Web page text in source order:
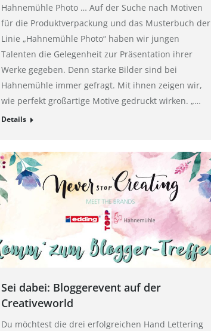
Hahnemühle Photo … Auf der Suche nach Motiven
für die Produktverpackung und das Musterbuch der
Linie „Hahnemühle Photo“ haben wir jungen
Talenten die Gelegenheit zur Präsentation ihrer
Werke gegeben. Denn starke Bilder sind bei
Hahnemühle immer gefragt. Mit ihnen zeigen wir,
wie perfekt großartige Motive gedruckt wirken. „…
Details
Sei dabei: Bloggerevent auf der
Creativeworld
Du möchtest die drei erfolgreichen Hand Lettering